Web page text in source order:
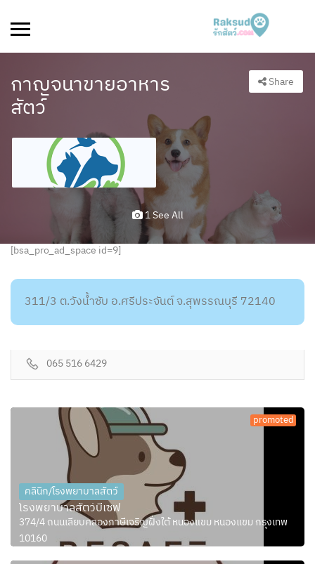
กาญจนาขายอาหาร
สัตว์
Share
1 See All
[bsa_pro_ad_space id=9]
311/3 ต.วังน้ำซับ อ.ศรีประจันต์ จ.สุพรรณบุรี 72140
065 516 6429
promoted
คลินิก/โรงพยาบาลสัตว์
โรงพยาบาลสัตว์บีเซฟ
374/4 ถนนเลียบคลองภาษีเจริญฝั่งใต้ หนองแขม หนองแขม กรุงเทพ
10160